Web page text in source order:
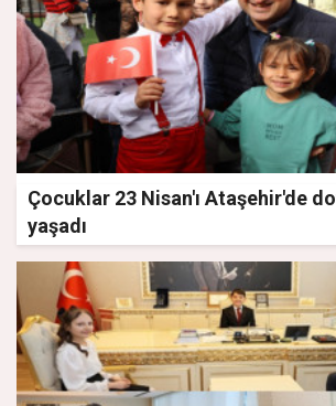
Çocuklar 23 Nisan'ı Ataşehir'de
yaşadı